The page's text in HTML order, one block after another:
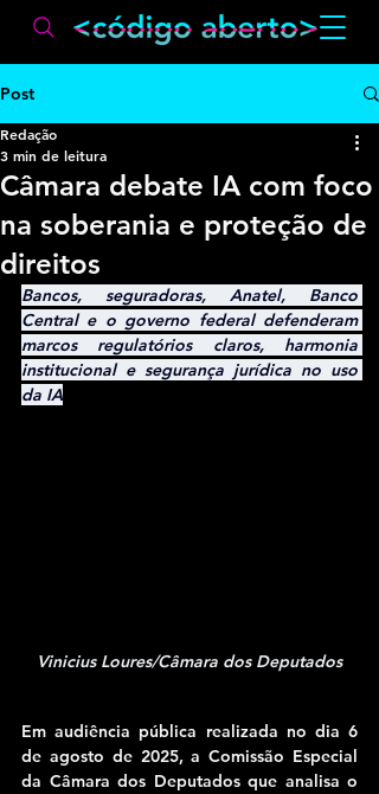
Post
Câmara debate IA com foco
na soberania e proteção de
direitos
Redação
3 min de leitura
Bancos, seguradoras, Anatel, Banco
Central e o governo federal defenderam
marcos regulatórios claros, harmonia
institucional e segurança jurídica no uso
da IA
Vinicius Loures/Câmara dos Deputados
Em audiência pública realizada no dia 6
de agosto de 2025, a Comissão Especial
da Câmara dos Deputados que analisa o